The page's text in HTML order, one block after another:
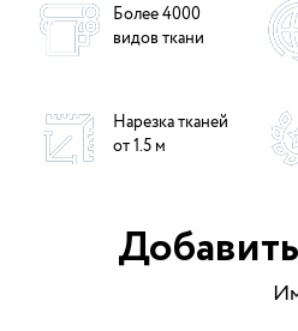
Более 4000
видов ткани
Нарезка тканей
от 1.5 м